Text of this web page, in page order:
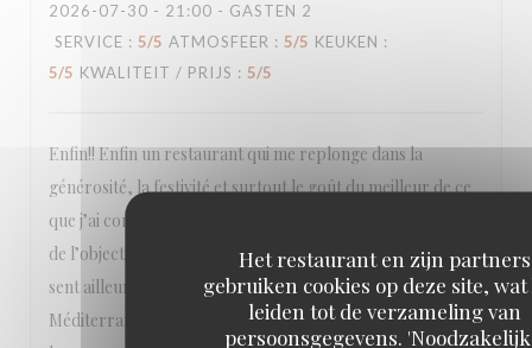
Het restaurant en zijn partners
gebruiken cookies op deze site,
leiden tot de verzameling van
persoonsgegevens.
2026-07-30 - 21:00 - GASTEN 2
SERVICE : 5/5 ATMOSFEER : 5/5 KEUKEN :
5/5 KWALITEIT / PRIJS : 5/5
Enfin!! Enfin un restaurant qui me replonge dans la
générosité, la festivité et surtout le goût du meilleur de ce
que j’ai connu à Marrakech. Évidemment, je ne préjuge pas
de l’objectif de Meida de s’en inspirer mais c’est ainsi. On se
sent ailleurs, transporté de l’autre côté de la
Méditerranée. Les goûts sont là, mega coup de cœur sur